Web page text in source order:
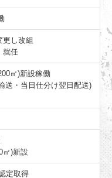
し改組
任
㎡)新設稼働
送・当日仕分け翌日配送)
㎡)新設
定取得